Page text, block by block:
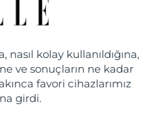
nasıl kolay kullanıldığına,
ve sonuçların ne kadar
favori cihazlarımız
girdi.